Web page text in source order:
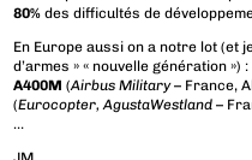
80% des difficultés de
En Europe aussi on a notre lot (et
d’armes » « nouvelle génération ») :
A400M (Airbus Military– France,
(Eurocopter, AgustaWestland –
…